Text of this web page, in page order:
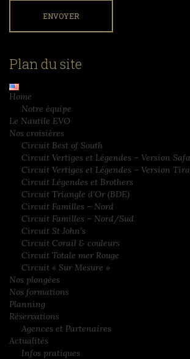
Plan du site
Home
Notre équipe
Le Nautile EVO
Nos croisières
Circuit Best of South
Circuit Vertiges et Légendes – Version
Circuit Vertiges et Légendes – Version
Circuit Légendes et Brothers
Circuit Triangle d’Or (BDE)
Circuit Familles – Nord
Circuit Familles – Nord/Sud
Circuit St John’s
Circuit Corail & couleurs
Circuit Totale mer Rouge
Circuit « Sur Mesure »
Nos plongées
Nos formations
Planning
Réservations
Agences et Partenaires
Actualités
Infos pratiques